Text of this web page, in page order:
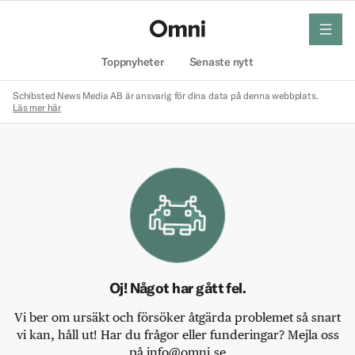
Toppnyheter Senaste nytt
meny
Schibsted News Media AB är ansvarig för dina data på denna webbplats.
Läs mer här
Oj! Något har gått fel.
Vi ber om ursäkt och försöker åtgärda problemet så snart
vi kan, håll ut! Har du frågor eller funderingar? Mejla oss